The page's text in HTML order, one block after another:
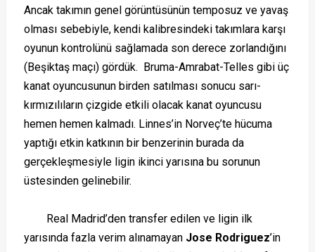
Ancak takımın genel görüntüsünün temposuz ve yavaş
olması sebebiyle, kendi kalibresindeki takımlara karşı
oyunun kontrolünü sağlamada son derece zorlandığını
(Beşiktaş maçı) gördük. Bruma-Amrabat-Telles gibi üç
kanat oyuncusunun birden satılması sonucu sarı-
kırmızılıların çizgide etkili olacak kanat oyuncusu
hemen hemen kalmadı. Linnes’in Norveç’te hücuma
yaptığı etkin katkının bir benzerinin burada da
gerçekleşmesiyle ligin ikinci yarısına bu sorunun
üstesinden gelinebilir.
Real Madrid’den transfer edilen ve ligin ilk
yarısında fazla verim alınamayan Jose Rodriguez’in